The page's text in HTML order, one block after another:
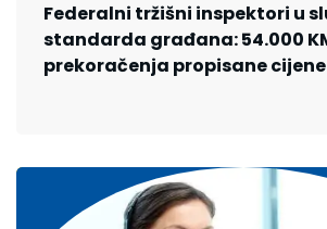
Federalni tržišni inspektori u
standarda građana: 54.000
prekoračenja propisane